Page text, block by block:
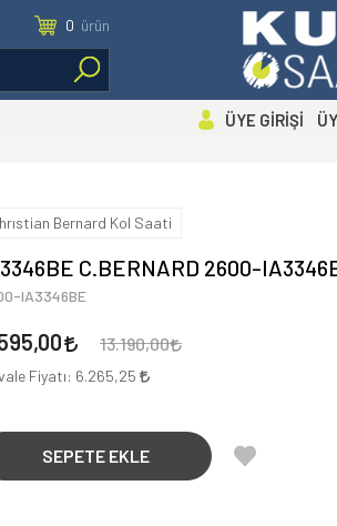
0 ürün
Bernard Kol Saati
C.BERNARD 2600-
IA3346BE
13.190,00
Fiyatı: 6.265,25
SEPETE EKLE